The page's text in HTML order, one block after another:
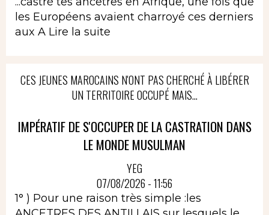
les Européens avaient charroyé ces derniers
aux A Lire la suite
CES JEUNES MAROCAINS N'ONT PAS CHERCHÉ À LIBÉRER
UN TERRITOIRE OCCUPÉ MAIS...
IMPÉRATIF DE S'OCCUPER DE LA CASTRATION DANS
LE MONDE MUSULMAN
YEG
07/08/2026 - 11:56
1° ) Pour une raison très simple :les